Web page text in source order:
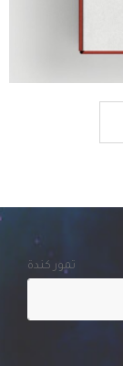
تمور كندة